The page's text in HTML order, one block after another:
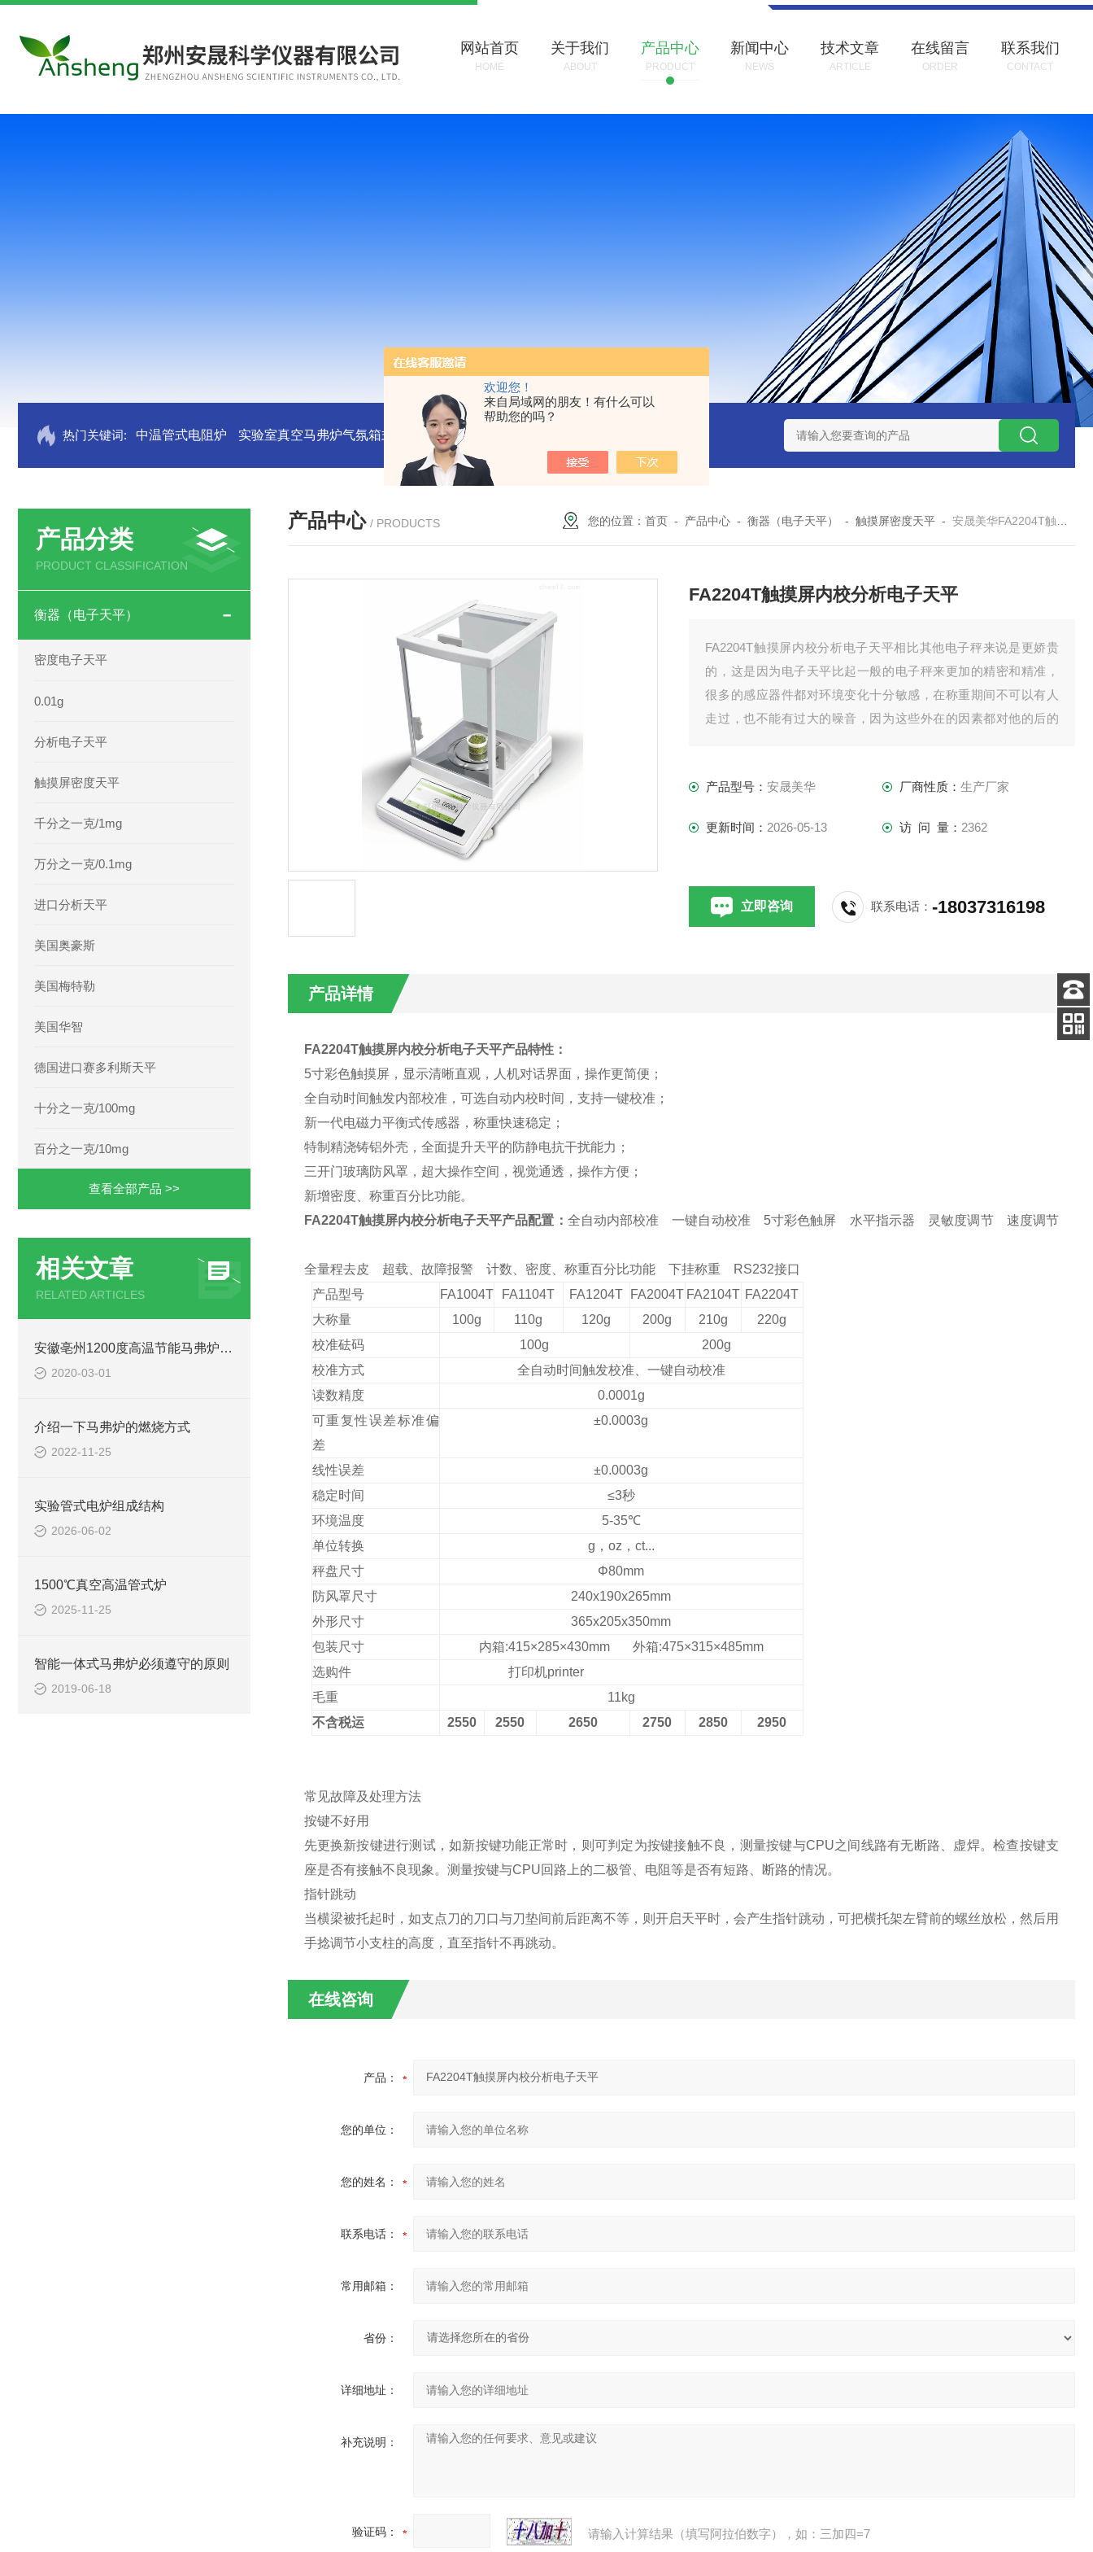
欢迎您！
来自局域网的朋友！有什么可以
帮助您的吗？
网站首页
HOME
关于我们
ABOUT
产品中心
PRODUCT
新闻中心
NEWS
技术文章
ARTICLE
在线留言
ORDER
联系我们
CONTACT
热门关键词: 中温管式电阻炉 实验室真空马弗炉气氛箱式炉厂家 灰分测定马弗炉-郑州安晟科学仪器 SX2-9-17TP高温实验用热失重马弗炉 实验室小型高温马弗炉 陶瓷纤维
产品分类
PRODUCT CLASSIFICATION
衡器（电子天平）
密度电子天平
0.01g
分析电子天平
触摸屏密度天平
千分之一克/1mg
万分之一克/0.1mg
进口分析天平
美国奥豪斯
美国梅特勒
美国华智
德国进口赛多利斯天平
十分之一克/100mg
百分之一克/10mg
查看全部产品 >>
相关文章
RELATED ARTICLES
安徽亳州1200度高温节能马弗炉 1200度立式箱式电阻炉
2020-03-01
介绍一下马弗炉的燃烧方式
2022-11-25
实验管式电炉组成结构
2026-06-02
1500℃真空高温管式炉
2025-11-25
智能一体式马弗炉必须遵守的原则
2019-06-18
产品中心 / PRODUCTS 您的位置：首页 - 产品中心 -衡器（电子天平） -触摸屏密度天平 -安晟美华FA2204T触摸屏内校分析电子天平
FA2204T触摸屏内校分析电子天平
FA2204T触摸屏内校分析电子天平相比其他电子秤来说是更娇贵
的，这是因为电子天平比起一般的电子秤来更加的精密和精准，
很多的感应器件都对环境变化十分敏感，在称重期间不可以有人
走过，也不能有过大的噪音，因为这些外在的因素都对他的后的
产品型号：安晟美华 厂商性质： 生产厂家
更新时间： 2026-05-13 访 问 量： 2362
立即咨询 联系电话：-18037316198
产品详情
FA2204T触摸屏内校分析电子天平产品特性：
5寸彩色触摸屏，显示清晰直观，
人机对话界面，操作更简便 ；
全自动时间触发内部校准，可选自动内校时间，支持一键校准；
新一代电磁力平衡式传感器，称重快速稳定；
特制精浇铸铝外壳，全面提升天平的防静电抗干扰能力 ；
三开门玻璃防风罩， 超大操作空间 ，视觉通透，操作方便 ；
新增密度、称重百分比功能。
FA2204T触摸屏内校分析电子天平产品配置： 全自动内部校准 一键自动校准 5寸彩色触屏 水平指示器 灵敏度调节速度调节
全量程去皮 超载、故障报警 计数、 密度、称重百分比功能 下挂称重 RS232接口
产品型号 FA1004T FA1104T FA1204T FA2004T FA2104T FA2204T
大称量
100g 110g 120g 200g 210g
220g
校准砝码
100g
200g
校准方式
全自动时间触发校准、一键自动校准
读数精度
0.0001g
可重复性误差标准偏
差
±0.0003g
线性误差
±0.0003g
稳定时间 ≤3秒
环境温度
5-35℃
单位转换
g，oz，ct...
秤盘尺寸
Φ80mm
防风罩尺寸
240x190x265mm
外形尺寸
365x205x350mm
包装尺寸
内箱:415×285×430mm 外箱:475×315×485mm
选购件
打印机printer
毛重
11kg
不含税运
2550 2550 2650 2750 2850 2950
常见故障及处理方法
按键不好用
先更换新按键进行测试，如新按键功能正常时，则可判定为按键接触不良，测量按键与CPU之间线路有无断路、虚焊。检查按键支
座是否有接触不良现象。测量按键与CPU回路上的二极管、电阻等是否有短路、断路的情况。
指针跳动
当横梁被托起时，如支点刀的刀口与刀垫间前后距离不等，则开启天平时，会产生指针跳动，可把横托架左臂前的螺丝放松，然后用
手捻调节小支柱的高度，直至指针不再跳动。
在线咨询
产品：
您的单位：
您的姓名：
联系电话：
常用邮箱：
省份：
详细地址：
补充说明：
验证码： 请输入计算结果（填写阿拉伯数字），如：三加四=7
客服
电话